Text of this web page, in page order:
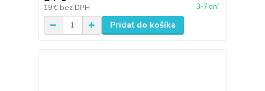
19 € bez DPH 3-7 dní
Pridať do košíka